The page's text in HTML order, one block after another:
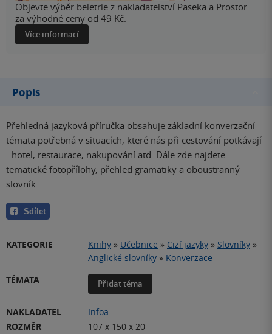
Objevte výběr beletrie z nakladatelství Paseka a Prostor
za výhodné ceny od 49 Kč.
Více informací
Popis
Přehledná jazyková příručka obsahuje základní konverzační
témata potřebná v situacích, které nás při cestování potkávají
- hotel, restaurace, nakupování atd. Dále zde najdete
tematické fotopřílohy, přehled gramatiky a oboustranný
slovník.
Sdílet
KATEGORIE Knihy » Učebnice » Cizí jazyky » Slovníky »
Anglické slovníky » Konverzace
TÉMATA
Přidat téma
NAKLADATEL
Infoa
ROZMĚR
107 x 150 x 20